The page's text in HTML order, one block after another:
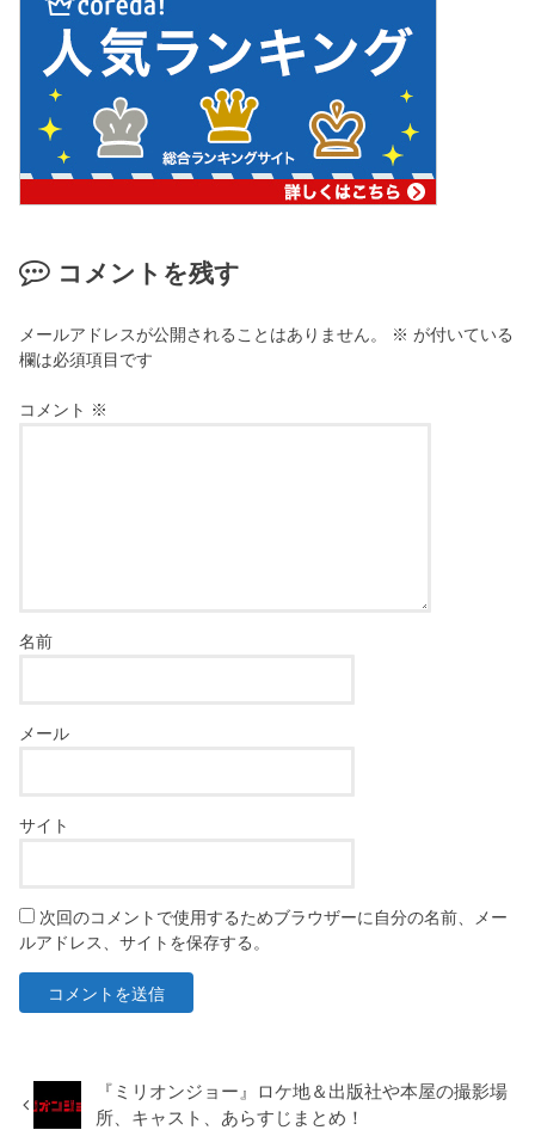
コメントを残す
メールアドレスが公開されることはありません。 ※ が付いている
欄は必須項目です
コメント ※
名前
メール
サイト
次回のコメントで使用するためブラウザーに自分の名前、メー
ルアドレス、サイトを保存する。
『ミリオンジョー』ロケ地＆出版社や本屋の撮影場
所、キャスト、あらすじまとめ！